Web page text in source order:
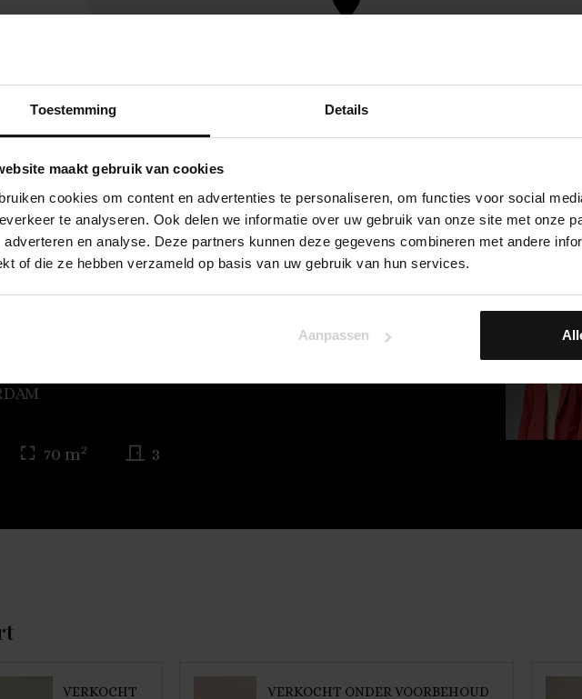
Toestemming Details
maakt gebruik van cookies
cookies om content en advertenties te personaliseren, om functies voor social
te analyseren. Ook delen we informatie over uw gebruik van onze site met onze
adverteren en analyse. Deze partners kunnen deze gegevens combineren met andere
of die ze hebben verzameld op basis van uw gebruik van hun services.
Aanpassen
56
70 m2 3
VERKOCHT VERKOCHT ONDER VOORBEHOUD